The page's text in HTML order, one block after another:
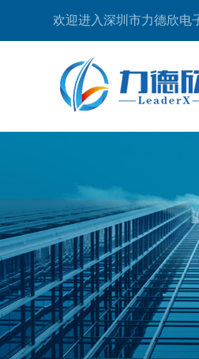
欢迎进入深圳市力德欣电